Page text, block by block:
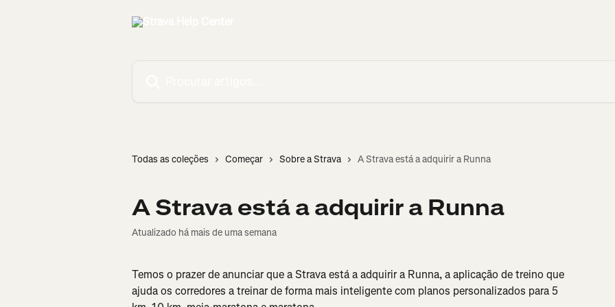
Todas as coleções Começar Sobre a Strava A Strava está a adquirir a Runna
A Strava está a adquirir a Runna
Atualizado há mais de uma semana
Temos o prazer de anunciar que a Strava está a adquirir a Runna, a aplicação de treino que
ajuda os corredores a treinar de forma mais inteligente com planos personalizados para 5